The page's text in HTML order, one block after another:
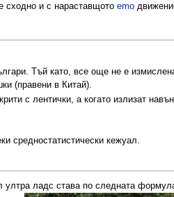
сходно и с нараставщото emo
Тъй като, все още не е
(правени в Китай).
с лентички, а когато излизат
средностатистически кежуал.
ладс става по следната